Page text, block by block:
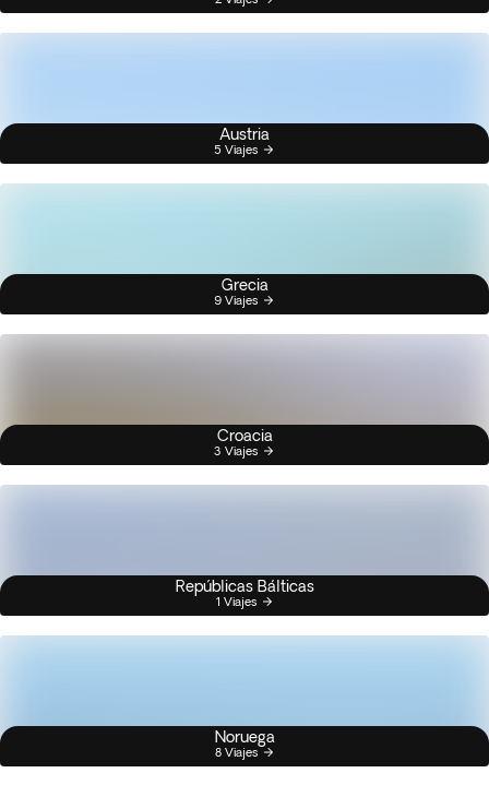
Austria
5 Viajes
Grecia
9 Viajes
Croacia
3 Viajes
Repúblicas Bálticas
1 Viajes
Noruega
8 Viajes